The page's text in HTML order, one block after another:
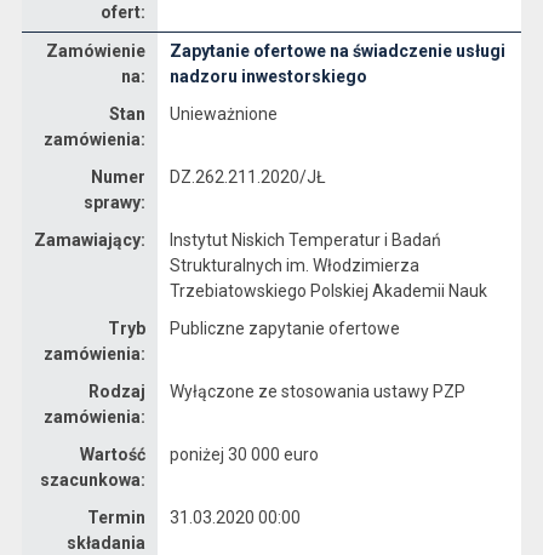
ofert:
Zamówienie
na:
Zapytanie ofertowe na świadczenie usługi
nadzoru inwestorskiego
Stan
zamówienia:
Unieważnione
Numer
sprawy:
DZ.262.211.2020/JŁ
Zamawiający:
Instytut Niskich Temperatur i Badań
Strukturalnych im. Włodzimierza
Trzebiatowskiego Polskiej Akademii Nauk
Tryb
zamówienia:
Publiczne zapytanie ofertowe
Rodzaj
zamówienia:
Wyłączone ze stosowania ustawy PZP
Wartość
szacunkowa:
poniżej 30 000 euro
Termin
składania
31.03.2020 00:00